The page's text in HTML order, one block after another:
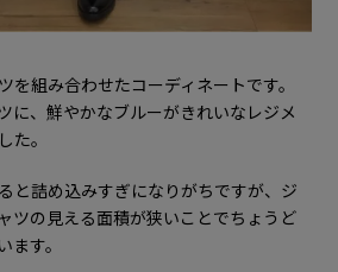
を組み合わせたコーディネートです。
に、鮮やかなブルーがきれいなレジメ
た。
と詰め込みすぎになりがちですが、ジ
ツの見える面積が狭いことでちょうど
す。